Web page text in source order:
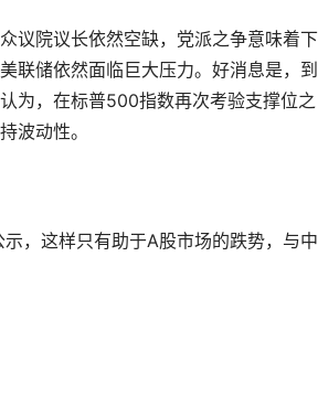
议院议长依然空缺，党派之争意味着
联储依然面临巨大压力。好消息是，
为，在标普500指数再次考验支撑位之
波动性。
，这样只有助于A股市场的跌势，与